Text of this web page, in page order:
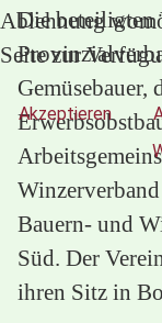
Die beteiligten
Gemüsebauer,
Bauern- und
Süd. Der
ihren Sitz in
Ablehnung
Seite zur
Akzeptieren